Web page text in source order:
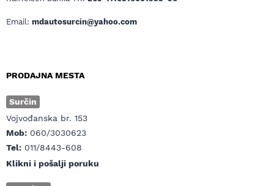
Email: mdautosurcin@yahoo.com
PRODAJNA MESTA
Surčin
Vojvođanska br. 153
Mob: 060/3030623
Tel: 011/8443-608
Klikni i pošalji poruku